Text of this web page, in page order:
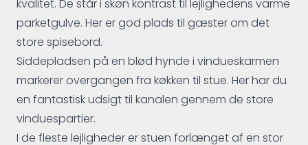
kvalitet. De står i skøn kontrast til lejlighedens varme
parketgulve. Her er god plads til gæster om det
store spisebord.
Siddepladsen på en blød hynde i vindueskarmen
markerer overgangen fra køkken til stue. Her har du
en fantastisk udsigt til kanalen gennem de store
vinduespartier.
I de fleste lejligheder er stuen forlænget af en stor